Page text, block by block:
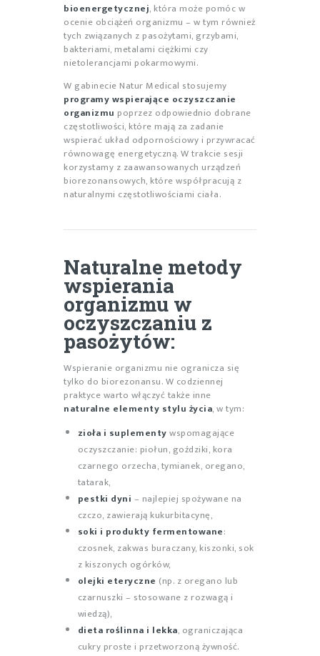
bioenergetycznej, która może pomóc w
ocenie obciążeń organizmu – w tym również
tych związanych z pasożytami, grzybami,
bakteriami, metalami ciężkimi czy
nietolerancjami pokarmowymi.
W gabinecie Natur Medical stosujemy
programy wspierające oczyszczanie
organizmu poprzez odpowiednio dobrane
częstotliwości, które mają za zadanie
wspierać układ odpornościowy i przywracać
równowagę energetyczną. W trakcie sesji
korzystamy z zaawansowanych urządzeń
biorezonansowych, które współpracują z
naturalnymi częstotliwościami ciała.
Naturalne metody
wspierania
organizmu w
oczyszczaniu z
pasożytów:
Wspieranie organizmu nie ogranicza się
tylko do biorezonansu. W codziennej
praktyce warto włączyć także inne
naturalne elementy stylu życia, w tym:
zioła i suplementywspomagające
oczyszczanie: piołun, goździki, kora
czarnego orzecha, tymianek, oregano,
tatarak,
pestki dyni – najlepiej spożywane na
czczo, zawierają kukurbitacynę,
soki i produkty fermentowane:
czosnek, zakwas buraczany, kiszonki, sok
z kiszonych ogórków,
olejki eteryczne (np. z oregano lub
czarnuszki – stosowane z rozwagą i
wiedzą),
dieta roślinna i lekka, ograniczająca
cukry proste i przetworzoną żywność.